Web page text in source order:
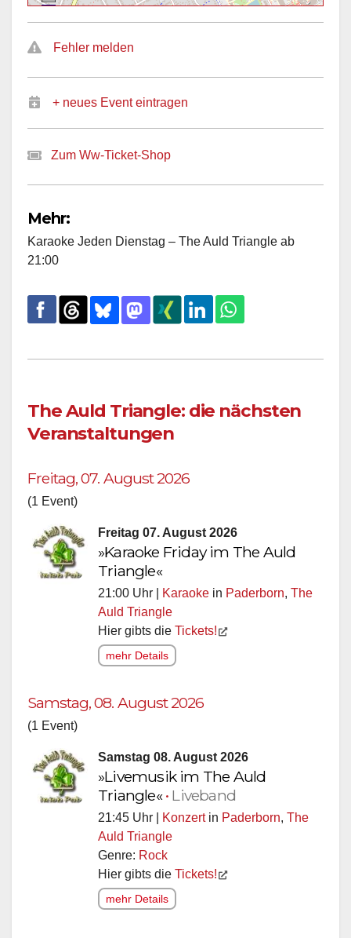
Fehler melden
+ neues Event eintragen
Zum Ww-Ticket-Shop
Mehr:
Karaoke Jeden Dienstag – The Auld Triangle ab
21:00
The Auld Triangle: die nächsten
Veranstaltungen
Freitag, 07. August 2026
(1 Event)
Freitag 07. August 2026
»Karaoke Friday im The Auld
Triangle«
21:00 Uhr | Karaoke in Paderborn, The
Auld Triangle
Hier gibts die Tickets!
mehr Details
Samstag, 08. August 2026
(1 Event)
Samstag 08. August 2026
»Livemusik im The Auld
Triangle«• Liveband
21:45 Uhr | Konzertin Paderborn, The
Auld Triangle
Genre: Rock
Hier gibts die Tickets!
mehr Details